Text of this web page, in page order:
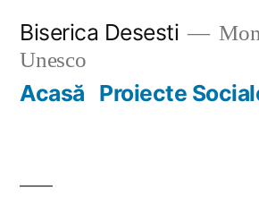
content
Biserica Desesti
Unesco
Acasă Proiecte